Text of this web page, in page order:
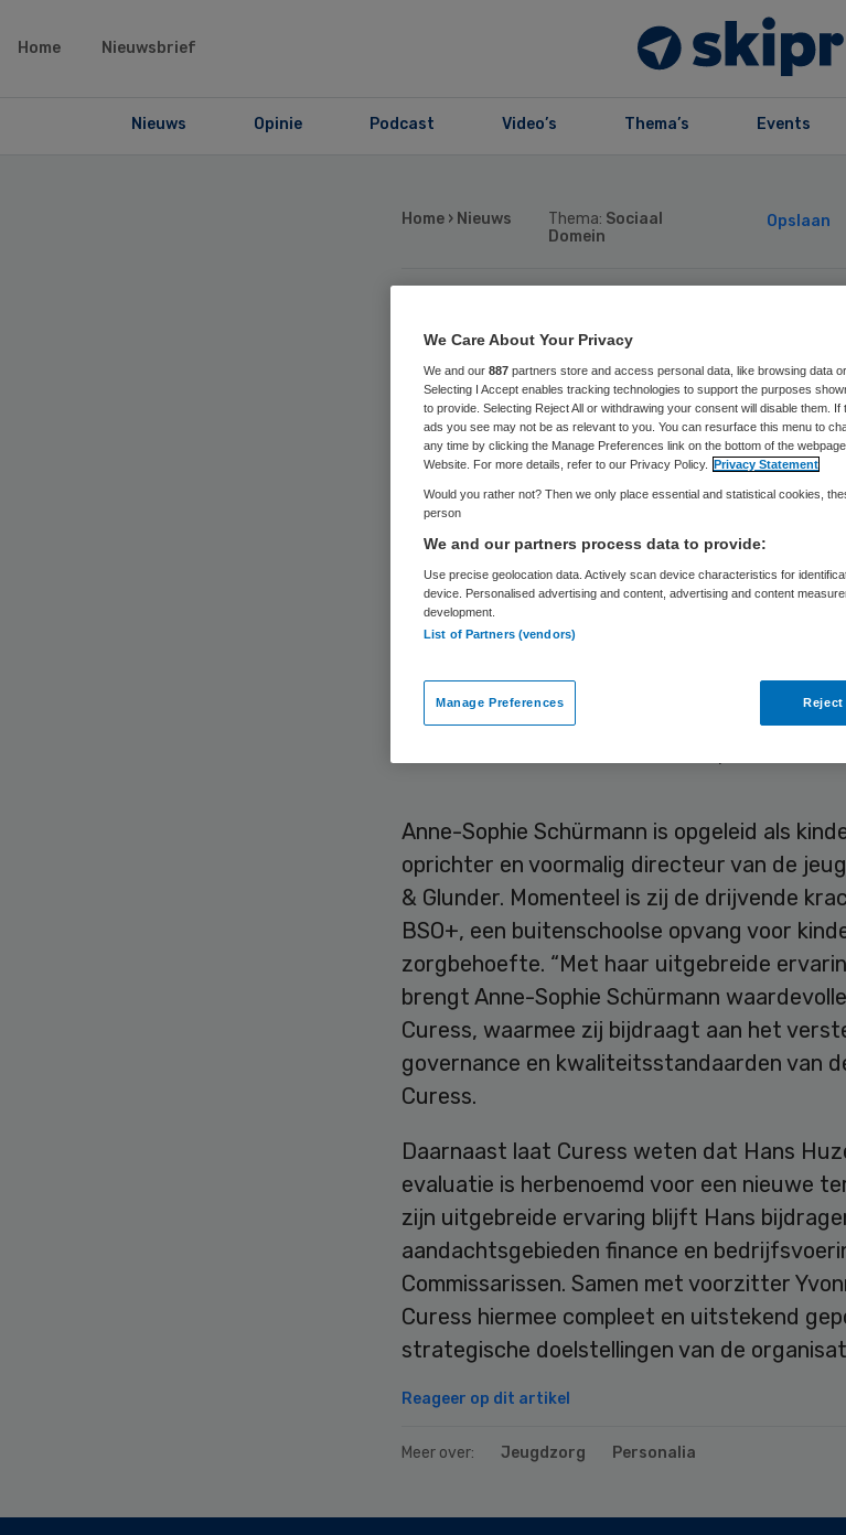
Home Nieuwsbrief
Nieuws Opinie Podcast Video’s Thema’s Events
Home › Nieuws Thema: Sociaal
Domein
Opslaan
Curess
raad van
commissarissen
Skipr Redactie
Anne-Sophie Schürmann is op 1 november
Anne-Sophie Schürmann is opgeleid als
oprichter en voormalig directeur van de
& Glunder. Momenteel is zij de drijvende
BSO+, een buitenschoolse opvang voor
zorgbehoefte. “Met haar uitgebreide
brengt Anne-Sophie Schürmann
Curess, waarmee zij bijdraagt aan het
governance en kwaliteitsstandaarden van
Curess.
Daarnaast laat Curess weten dat Hans
evaluatie is herbenoemd voor een nieuwe
zijn uitgebreide ervaring blijft Hans
aandachtsgebieden finance en
Commissarissen. Samen met voorzitter
Curess hiermee compleet en uitstekend
strategische doelstellingen van de
Reageer op dit artikel
Meer over: Jeugdzorg Personalia
We Care About Your Privacy
We and our 887 partners store and access personal data, like browsing data
Selecting I Accept enables tracking technologies to support the purposes
to provide. Selecting Reject All or withdrawing your consent will disable them.
ads you see may not be as relevant to you. You can resurface this menu to
any time by clicking the Manage Preferences link on the bottom of the
Website. For more details, refer to our Privacy Policy. Privacy Statement
Would you rather not? Then we only place essential and statistical cookies,
person
We and our partners process data to provide:
Use precise geolocation data. Actively scan device characteristics for
device. Personalised advertising and content, advertising and content
development.
List of Partners (vendors)
Manage Preferences Reject